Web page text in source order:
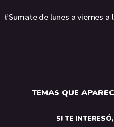
#Sumate de lunes a viernes a
TEMAS QUE
SI TE